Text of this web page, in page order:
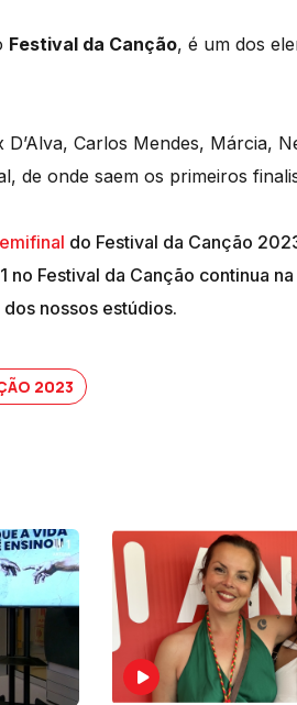
Festival da Canção, é um dos
Carlos Mendes, Márcia,
de onde saem os primeiros
do Festival da Canção
no Festival da Canção continua
nossos estúdios.
2023